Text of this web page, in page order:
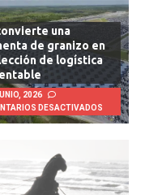
una
de granizo en
de logística
2026
DESACTIVADOS